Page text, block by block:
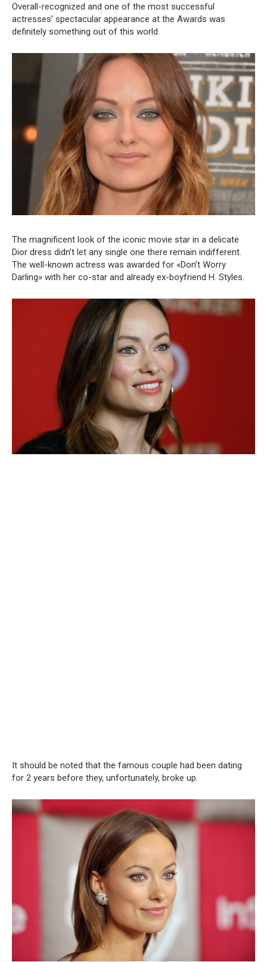
Overall-recognized and one of the most successful
actresses’ spectacular appearance at the Awards was
definitely something out of this world.
The magnificent look of the iconic movie star in a delicate
Dior dress didn’t let any single one there remain indifferent.
The well-known actress was awarded for «Don’t Worry
Darling» with her co-star and already ex-boyfriend H. Styles.
It should be noted that the famous couple had been dating
for 2 years before they, unfortunately, broke up.